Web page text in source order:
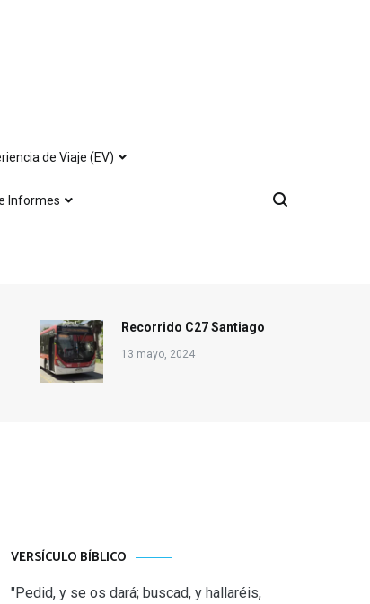
de Viaje (EV)
Informes
Recorrido C27 Santiago
13 mayo, 2024
VERSÍCULO BÍBLICO
"Pedid, y se os dará; buscad, y hallaréis,